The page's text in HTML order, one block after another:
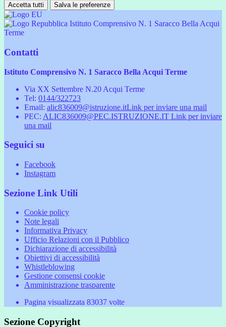
Accetta tutti Salva le preferenze
Istituto Comprensivo N. 1 Saracco Bella Acqui
Terme
Contatti
Istituto Comprensivo N. 1 Saracco Bella Acqui Terme
Via XX Settembre N.20 Acqui Terme
Tel: 0144/322723
Email: alic836009@istruzione.itLink per inviare una mail
PEC: ALIC836009@PEC.ISTRUZIONE.IT Link per inviare
una mail
Seguici su
Facebook
Instagram
Sezione Link Utili
Cookie policy
Note legali
Informativa Privacy
Ufficio Relazioni con il Pubblico
Dichiarazione di accessibilità
Obiettivi di accessibilità
Whistleblowing
Gestione consensi cookie
Amministrazione trasparente
Pagina visualizzata 83037 volte
Sezione Copyright